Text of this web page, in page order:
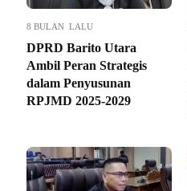
8 BULAN LALU
DPRD Barito Utara
Ambil Peran Strategis
dalam Penyusunan
RPJMD 2025-2029